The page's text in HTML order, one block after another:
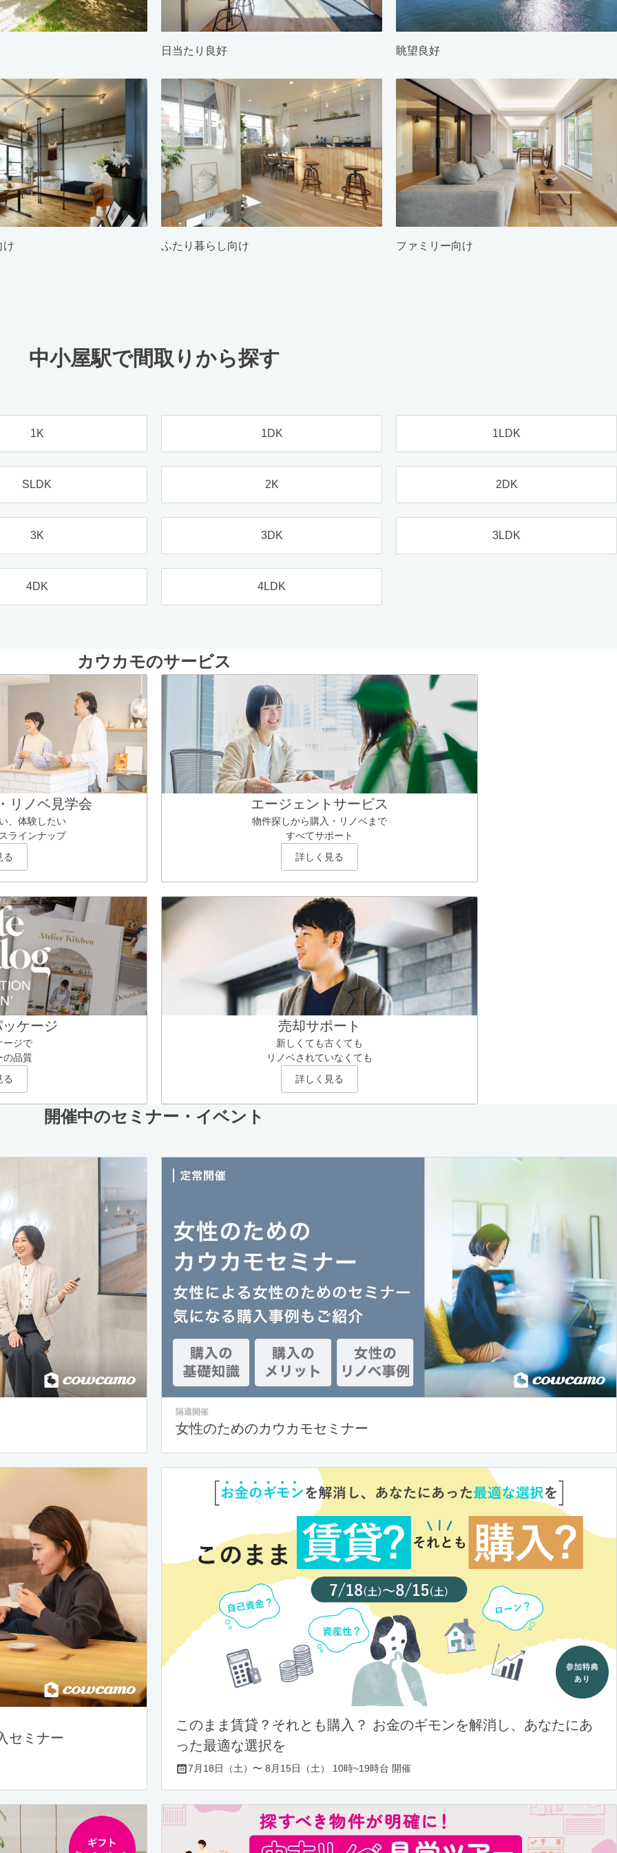
日当たり良好 眺望良好
け ふたり暮らし向け ファミリー向け
中小屋駅で間取りから探す
1K 1DK 1LDK
SLDK 2K 2DK
3K 3DK 3LDK
4DK 4LDK
カウカモのサービス
リノベ見学会
、体験したい
ラインナップ
る
エージェントサービス
物件探しから購入・リノベまで
すべてサポート
詳しく見る
ケージ
ージで
の品質
る
売却サポート
新しくても古くても
リノベされていなくても
詳しく見る
開催中のセミナー・イベント
隔週開催
女性のためのカウカモセミナー
セミナー
このまま賃貸？それとも購入？ お金のギモンを解消し、あなたにあ
った最適な選択を
7月18日（土）〜 8月15日（土） 10時~19時台 開催